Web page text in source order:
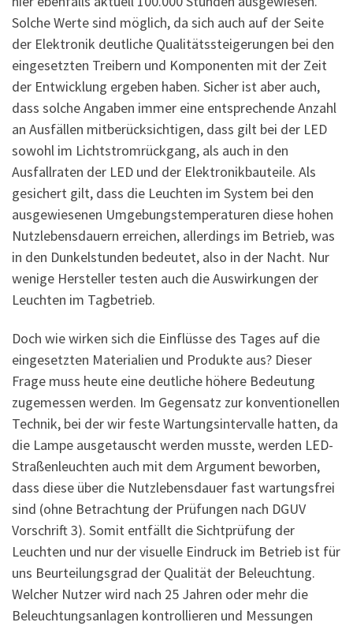
Solche Werte sind möglich, da sich auch auf der Seite
der Elektronik deutliche Qualitätssteigerungen bei den
eingesetzten Treibern und Komponenten mit der Zeit
der Entwicklung ergeben haben. Sicher ist aber auch,
dass solche Angaben immer eine entsprechende Anzahl
an Ausfällen mitberücksichtigen, dass gilt bei der LED
sowohl im Lichtstromrückgang, als auch in den
Ausfallraten der LED und der Elektronikbauteile. Als
gesichert gilt, dass die Leuchten im System bei den
ausgewiesenen Umgebungstemperaturen diese hohen
Nutzlebensdauern erreichen, allerdings im Betrieb, was
in den Dunkelstunden bedeutet, also in der Nacht. Nur
wenige Hersteller testen auch die Auswirkungen der
Leuchten im Tagbetrieb.
Doch wie wirken sich die Einflüsse des Tages auf die
eingesetzten Materialien und Produkte aus? Dieser
Frage muss heute eine deutliche höhere Bedeutung
zugemessen werden. Im Gegensatz zur konventionellen
Technik, bei der wir feste Wartungsintervalle hatten, da
die Lampe ausgetauscht werden musste, werden LED-
Straßenleuchten auch mit dem Argument beworben,
dass diese über die Nutzlebensdauer fast wartungsfrei
sind (ohne Betrachtung der Prüfungen nach DGUV
Vorschrift 3). Somit entfällt die Sichtprüfung der
Leuchten und nur der visuelle Eindruck im Betrieb ist für
uns Beurteilungsgrad der Qualität der Beleuchtung.
Welcher Nutzer wird nach 25 Jahren oder mehr die
Beleuchtungsanlagen kontrollieren und Messungen